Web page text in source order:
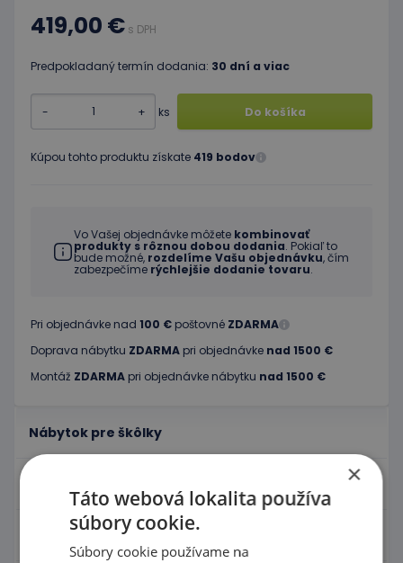
Nábytok pre škôlky
Hračky - Tematika
419,00 € s DPH
Predpokladaný termín dodania: 30 dní a viac
- + ks Do košíka
Kúpou tohto produktu získate 419 bodov
Vo Vašej objednávke môžete kombinovať
produkty s rôznou dobou dodania. Pokiaľ to
bude možné, rozdelíme Vašu objednávku, čím
zabezpečíme rýchlejšie dodanie tovaru.
Pri objednávke nad 100 € poštovné ZDARMA
Doprava nábytku ZDARMA pri objednávke nad 1500 €
Montáž ZDARMA pri objednávke nábytku nad 1500 €
×
Táto webová lokalita používa
súbory cookie.
Súbory cookie používame na